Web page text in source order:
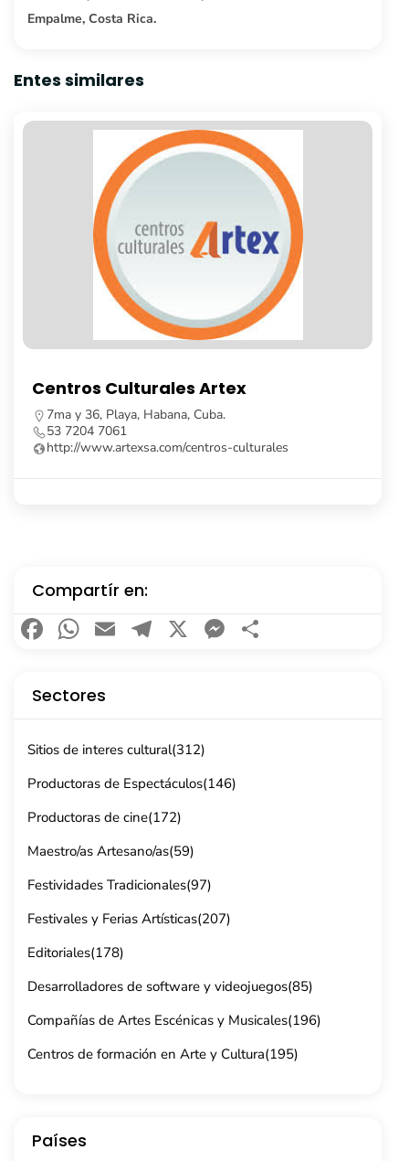
Empalme, Costa Rica.
Entes similares
Librería Fayad Jamís
Calle Obispo, no. 261, e/ Cuba y Aguiar, La Habana
Vieja, Cuba.
53 7862 8091
Compartír en:
Facebook
WhatsApp
EmailTelegram
X Messenger
Sectores
Sitios de interes cultural(312)
Productoras de Espectáculos(146)
Productoras de cine(172)
Maestro/as Artesano/as(59)
Festividades Tradicionales(97)
Festivales y Ferias Artísticas(207)
Editoriales(178)
Desarrolladores de software y videojuegos(85)
Compañías de Artes Escénicas y Musicales(196)
Centros de formación en Arte y Cultura(195)
Países